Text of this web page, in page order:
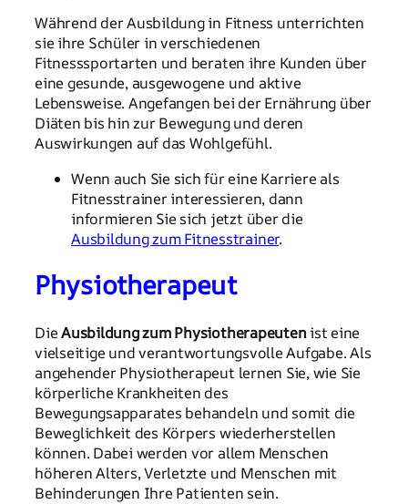
Während der Ausbildung in Fitness unterrichten
sie ihre Schüler in verschiedenen
Fitnesssportarten und beraten ihre Kunden über
eine gesunde, ausgewogene und aktive
Lebensweise. Angefangen bei der Ernährung über
Diäten bis hin zur Bewegung und deren
Auswirkungen auf das Wohlgefühl.
Wenn auch Sie sich für eine Karriere als
Fitnesstrainer interessieren, dann
informieren Sie sich jetzt über die
Ausbildung zum Fitnesstrainer.
Physiotherapeut
DieAusbildung zum Physiotherapeutenist eine
vielseitige und verantwortungsvolle Aufgabe. Als
angehender Physiotherapeut lernen Sie, wie Sie
körperliche Krankheiten des
Bewegungsapparates behandeln und somit die
Beweglichkeit des Körpers wiederherstellen
können. Dabei werden vor allem Menschen
höheren Alters, Verletzte und Menschen mit
Behinderungen Ihre Patienten sein.